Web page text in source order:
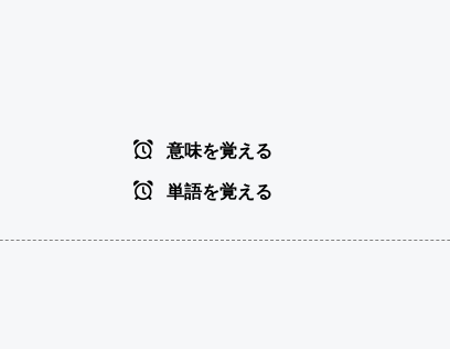
意味を覚える
単語を覚える